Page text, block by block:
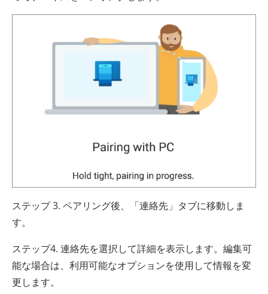
ステップ 3. ペアリング後、「連絡先」タブに移動しま
す。
ステップ4. 連絡先を選択して詳細を表示します。編集可
能な場合は、利用可能なオプションを使用して情報を変
更します。